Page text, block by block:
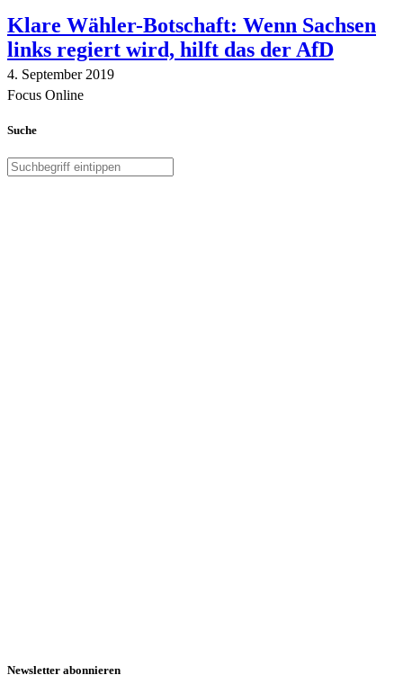
Klare Wähler-Botschaft: Wenn Sachsen
links regiert wird, hilft das der AfD
4. September 2019
Focus Online
Suche
Newsletter abonnieren